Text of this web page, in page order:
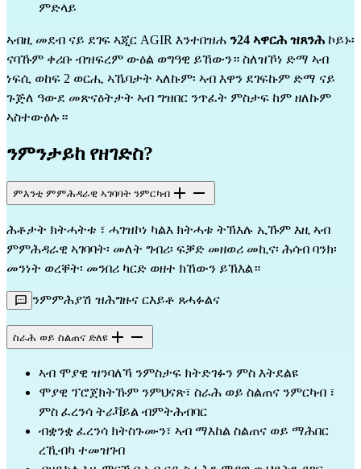
ምድላይ
ኣብዚ መደብ ናይ ደገፍ ኣጂር AGIR እንተበዝሐ ን24 ኣዋርሕ ዝጸንሕ ኮይኑ፡
ናባኹም ቀሪቡ ብዝፍረም ውዕል ወግዓዊ ይኸውን። ስለዝኾነ ድማ ኣብ
ነፍሲ ወከፍ 2 ወርሒ ኣኼባታት ኣለኩም፡ ኣብ እዋን ደገፍኩም ድማ ናይ
ጉጅለ ዓውደ መጽናዕትታት ኣብ ግዝበር ንጥፈት ምስታፍ ከም ዘለኩም
ኣስተውዕሉ።
ንምንታይከ የዘገድስ?
ምእንቲ ምምሕዳራዊ ኣገባባት ንምርካብ
ሕቶታት ክትሓትቱ ፣ ሓገዝኮነ ካልእ ክትሓቱ ትኽእሉ ኢኹም እዚ ኣብ
ምምሕዳራዊ ኣገባባት፡ መለት ግብሪ፡ ፍቓድ መዘወሪ መኪና፡ ሕሳብ ባንክ፡
መንነት ወረቐት፡ መንበሪ ካርድ ወዘተ ክኸውን ይኽእል።
ንምምሕያሽ ዝሕግዙና ርእይቶ ጸሓፉልና
ስራሕ ወይ ስልጠና ድለዩ
ኣብ ሞያዊ ዝንባለኻ ንምስታፍ ክትድገፉን ምስ እትደልዩ
ሞያዊ ፕሮጀክትኹም ንምህናጽ፣ ስራሕ ወይ ስልጠና ንምርካብ ፣
ምስ ፈረንሳ ትራቫይል ብምትሕብባር
ብቋንቋ ፈረንሳ ክትስጉሙን፣ ኣብ ማእከል ስልጠና ወይ ማሕበር
ረኺብካ ተመዝገብ